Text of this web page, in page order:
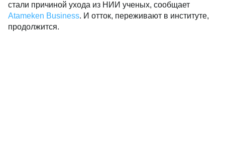
стали причиной ухода из НИИ ученых, сообщает
Atameken Business. И отток, переживают в институте,
продолжится.